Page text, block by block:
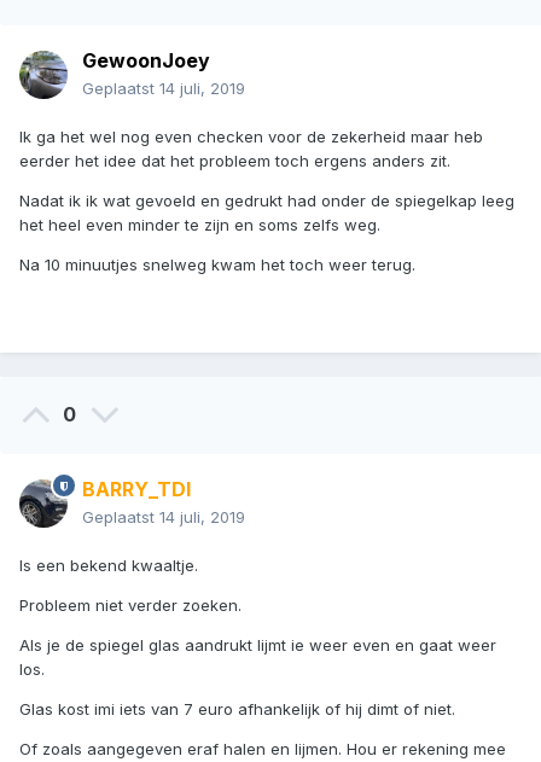
GewoonJoey
Geplaatst 14 juli, 2019
Ik ga het wel nog even checken voor de zekerheid maar heb
eerder het idee dat het probleem toch ergens anders zit.
Nadat ik ik wat gevoeld en gedrukt had onder de spiegelkap leeg
het heel even minder te zijn en soms zelfs weg.
Na 10 minuutjes snelweg kwam het toch weer terug.
0
BARRY_TDI
Geplaatst 14 juli, 2019
Is een bekend kwaaltje.
Probleem niet verder zoeken.
Als je de spiegel glas aandrukt lijmt ie weer even en gaat weer
los.
Glas kost imi iets van 7 euro afhankelijk of hij dimt of niet.
Of zoals aangegeven eraf halen en lijmen. Hou er rekening mee